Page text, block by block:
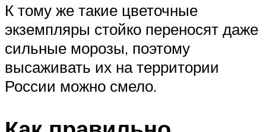
К тому же такие цветочные
экземпляры стойко переносят даже
сильные морозы, поэтому
высаживать их на территории
России можно смело.